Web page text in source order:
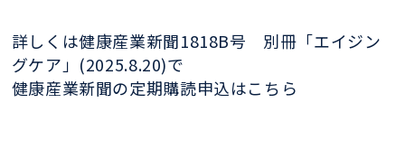
詳しくは健康産業新聞1818B号 別冊「エイジン
グケア」(2025.8.20)で
健康産業新聞の定期購読申込はこちら